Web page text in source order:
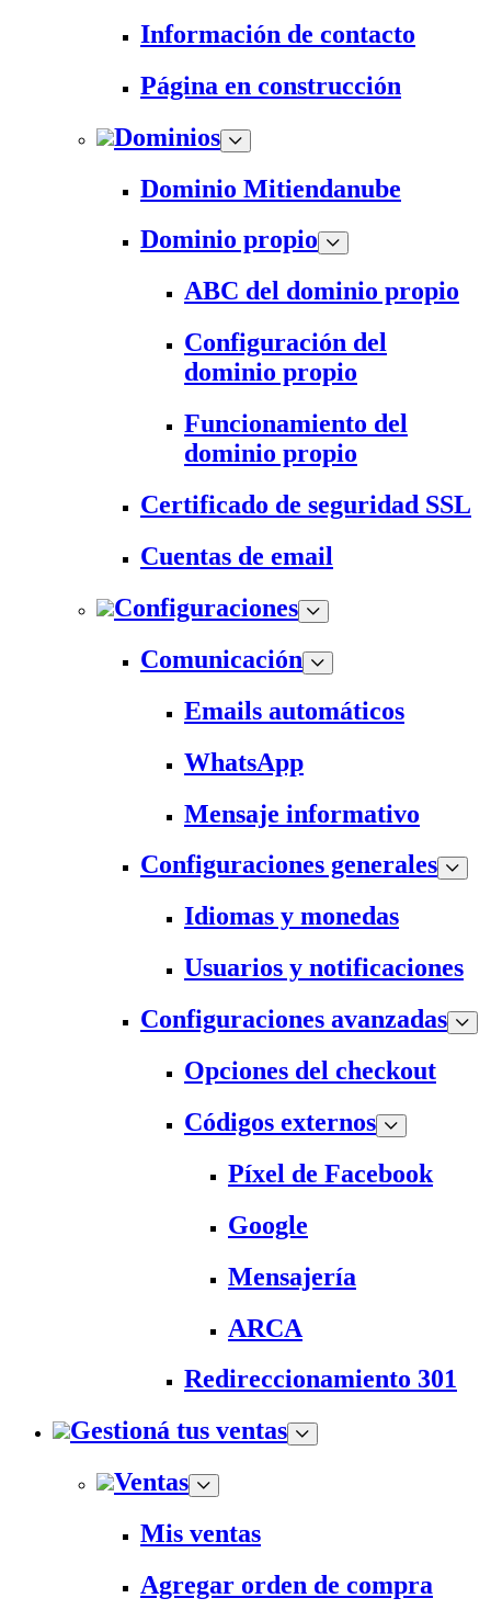
Información de contacto
Página en construcción
Dominios
Dominio Mitiendanube
Dominio propio
ABC del dominio propio
Configuración del
dominio propio
Funcionamiento del
dominio propio
Certificado de seguridad SSL
Cuentas de email
Configuraciones
Comunicación
Emails automáticos
WhatsApp
Mensaje informativo
Configuraciones generales
Idiomas y monedas
Usuarios y notificaciones
Configuraciones avanzadas
Opciones del checkout
Códigos externos
Píxel de Facebook
Google
Mensajería
ARCA
Redireccionamiento 301
Gestioná tus ventas
Ventas
Mis ventas
Agregar orden de compra